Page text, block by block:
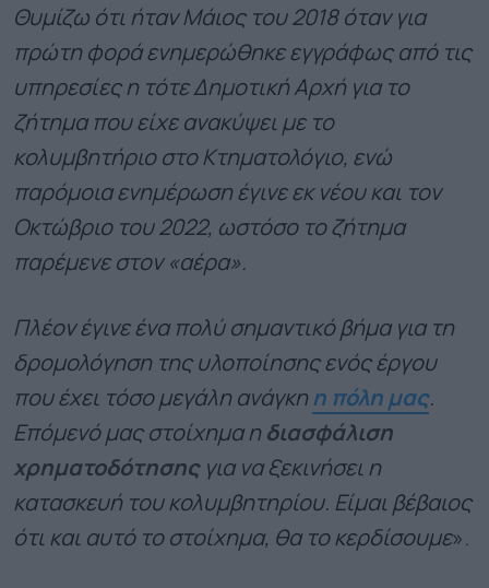
Θυμίζω ότι ήταν Μάιος του 2018 όταν για
πρώτη φορά ενημερώθηκε εγγράφως από τις
υπηρεσίες η τότε Δημοτική Αρχή για το
ζήτημα που είχε ανακύψει με το
κολυμβητήριο στο Κτηματολόγιο, ενώ
παρόμοια ενημέρωση έγινε εκ νέου και τον
Οκτώβριο του 2022, ωστόσο το ζήτημα
παρέμενε στον «αέρα».
Πλέον έγινε ένα πολύ σημαντικό βήμα για τη
δρομολόγηση της υλοποίησης ενός έργου
που έχει τόσο μεγάλη ανάγκηη πόλη μας.
Επόμενό μας στοίχημα η διασφάλιση
χρηματοδότησηςγια να ξεκινήσει η
κατασκευή του κολυμβητηρίου. Είμαι βέβαιος
ότι και αυτό το στοίχημα, θα το κερδίσουμε».